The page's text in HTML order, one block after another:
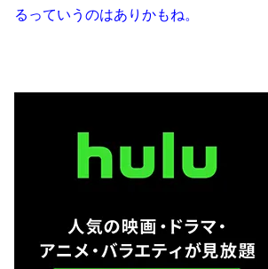
るっていうのはありかもね。